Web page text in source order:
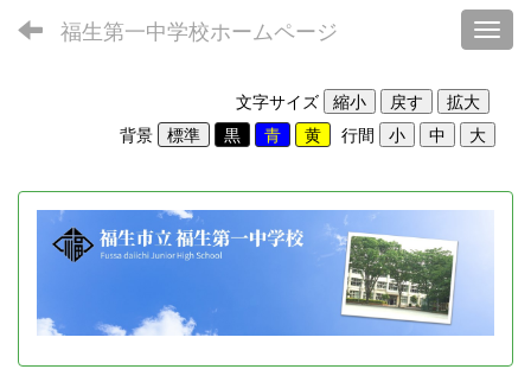
福生第一中学校ホームページ
文字サイズ
背景
行間